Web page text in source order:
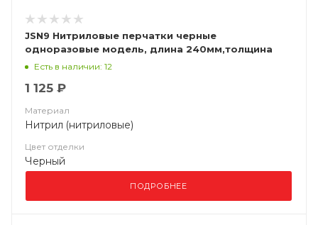
JSN9 Нитриловые перчатки черные
одноразовые модель, длина 240мм,толщина
0,15мм
Есть в наличии: 12
1 125 ₽
Материал
Нитрил (нитриловые)
Цвет отделки
Черный
ПОДРОБНЕЕ